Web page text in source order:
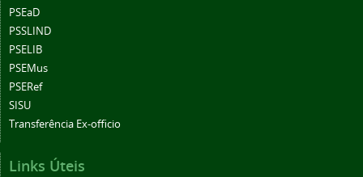
PSEaD
PSSLIND
PSELIB
PSEMus
PSERef
SISU
Transferência Ex-officio
Links Úteis